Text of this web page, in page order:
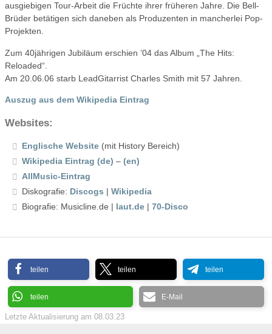
ausgiebigen Tour-Arbeit die Früchte ihrer früheren Jahre. Die Bell-
Brüder betätigen sich daneben als Produzenten in mancherlei Pop-
Projekten.
Zum 40jährigen Jubiläum erschien ’04 das Album „The Hits:
Reloaded“.
Am 20.06.06 starb LeadGitarrist Charles Smith mit 57 Jahren.
Auszug aus dem Wikipedia Eintrag
Websites:
Englische Website (mit History Bereich)
Wikipedia Eintrag (de) – (en)
AllMusic-Eintrag
Diskografie: Discogs | Wikipedia
Biografie: Musicline.de | laut.de | 70-Disco
teilen teilen teilen
teilen E-Mail
Letzte Aktualisierung am 08.03.23